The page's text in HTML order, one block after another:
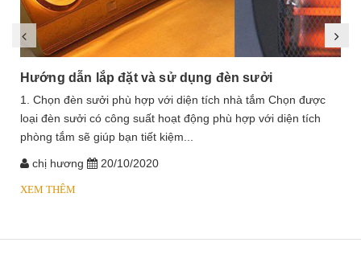
Hướng dẫn lắp đặt và sử dụng đèn sưởi
1. Chọn đèn sưởi phù hợp với diện tích nhà tắm Chọn được
loại đèn sưởi có công suất hoạt động phù hợp với diện tích
phòng tắm sẽ giúp bạn tiết kiệm...
chị hương 20/10/2020
XEM THÊM